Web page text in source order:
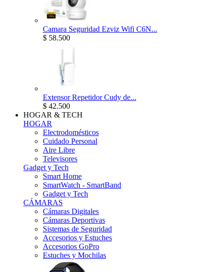
Camara Seguridad Ezviz Wifi C6N...
$ 58.500
Extensor Repetidor Cudy de...
$ 42.500
HOGAR & TECH
HOGAR
Electrodomésticos
Cuidado Personal
Aire Libre
Televisores
Gadget y Tech
Smart Home
SmartWatch - SmartBand
Gadget y Tech
CÁMARAS
Cámaras Digitales
Cámaras Deportivas
Sistemas de Seguridad
Accesorios y Estuches
Accesorios GoPro
Estuches y Mochilas